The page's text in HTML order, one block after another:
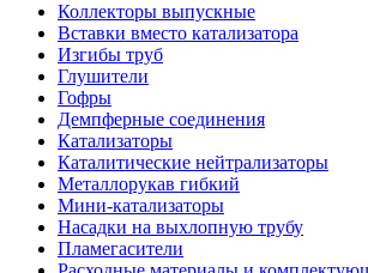
Коллекторы выпускные
Вставки вместо катализатора
Изгибы труб
Глушители
Гофры
Демпферные соединения
Катализаторы
Каталитические нейтрализаторы
Металлорукав гибкий
Мини-катализаторы
Насадки на выхлопную трубу
Пламегасители